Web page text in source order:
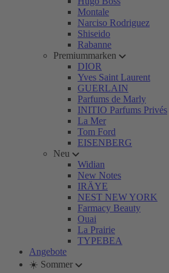
Montale
Narciso Rodriguez
Shiseido
Rabanne
Premiummarken
DIOR
Yves Saint Laurent
GUERLAIN
Parfums de Marly
INITIO Parfums Privés
La Mer
Tom Ford
EISENBERG
Neu
Widian
New Notes
IRÄYE
NEST NEW YORK
Farmacy Beauty
Ouai
La Prairie
TYPEBEA
Angebote
☀️ Sommer